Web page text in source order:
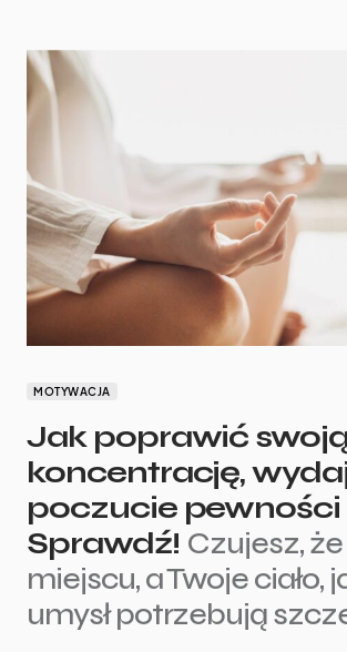
MOTYWACJA
Jak poprawić
koncentrację,
poczucie pewności
Sprawdź! Czujesz,
miejscu, a Twoje ciało,
umysł potrzebują